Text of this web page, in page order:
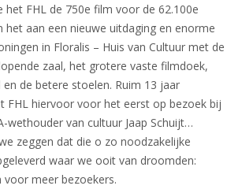
het FHL de 750e film voor de 62.100e
het aan een nieuwe uitdaging en enorme
in Floralis – Huis van Cultuur met de
zaal, het grotere vaste filmdoek,
de betere stoelen. Ruim 13 jaar
FHL hiervoor voor het eerst op bezoek bij
wethouder van cultuur Jaap Schuijt…
zeggen dat die o zo noodzakelijke
waar we ooit van droomden:
meer bezoekers.